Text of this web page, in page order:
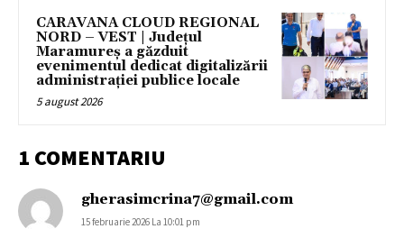
CARAVANA CLOUD REGIONAL
NORD – VEST | Județul
Maramureș a găzduit
evenimentul dedicat digitalizării
administrației publice locale
5 august 2026
1 COMENTARIU
gherasimcrina7@gmail.com
15 februarie 2026 La 10:01 pm